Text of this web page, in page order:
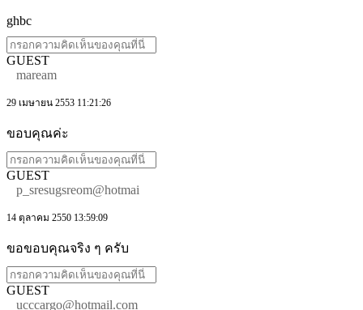
ghbc
GUEST
maream
29 เมษายน 2553 11:21:26
ขอบคุณค่ะ
GUEST
p_sresugsreom@hotmai
14 ตุลาคม 2550 13:59:09
ขอขอบคุณจริง ๆ ครับ
GUEST
ucccargo@hotmail.com